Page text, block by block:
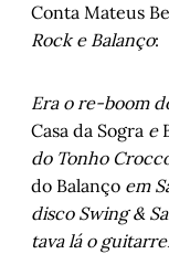
Conta Mateus
Rock e Balanço:
Era o re-boom
Casa da Sogra e
do Tonho
do Balanço em
disco Swing &
tava lá o